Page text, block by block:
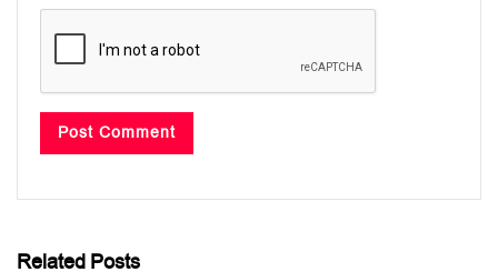
Related Posts